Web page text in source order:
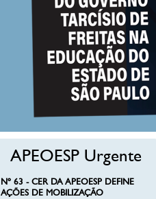
APEOESP Urgente
Nº 63 - CER DA APEOESP DEFINE
AÇÕES DE MOBILIZAÇÃO